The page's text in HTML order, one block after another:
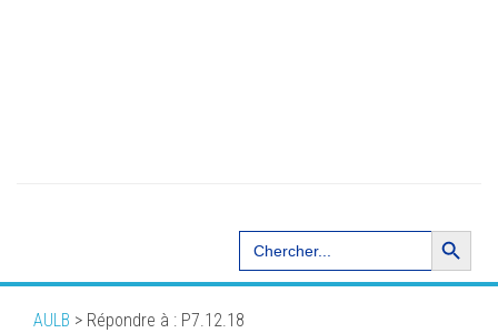
Search
for:
Search Button
AULB > Répondre à : P7.12.18